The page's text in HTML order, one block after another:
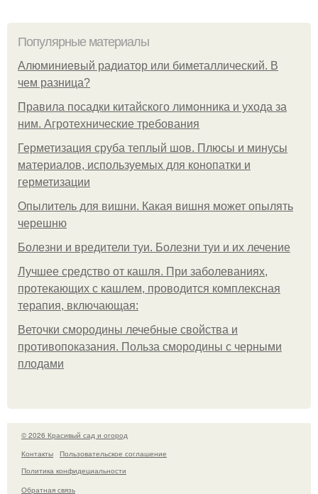
Популярные материалы
Алюминиевый радиатор или биметаллический. В
чем разница?
Правила посадки китайского лимонника и ухода за
ним. Агротехнические требования
Герметизация сруба теплый шов. Плюсы и минусы
материалов, используемых для конопатки и
герметизации
Опылитель для вишни. Какая вишня может опылять
черешню
Болезни и вредители туи. Болезни туи и их лечение
Лучшее средство от кашля. При заболеваниях,
протекающих с кашлем, проводится комплексная
терапия, включающая:
Веточки смородины лечебные свойства и
противопоказания. Польза смородины с черными
плодами
© 2026 Красивый сад и огород
Контакты
Пользовательское соглашение
Политика конфидециальности
Обратная связь